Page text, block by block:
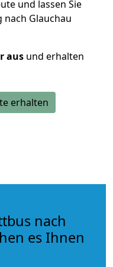
und lassen Sie
Glauchau
aus und erhalten
erhalten
nach
es Ihnen